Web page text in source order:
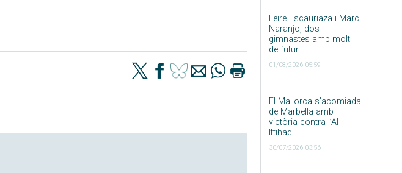
Leire Escauriaza i Marc
Naranjo, dos
gimnastes amb molt
de futur
01/08/2026 05:59
El Mallorca s’acomiada
de Marbella amb
victòria contra l’Al-
Ittihad
30/07/2026 03:56